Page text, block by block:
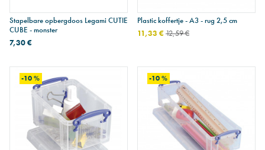
Stapelbare opbergdoos Legami CUTIE
CUBE - monster
7,30 €
Plastic koffertje - A3 - rug 2,5 cm
11,33 €12,59 €
-10 % -10 %